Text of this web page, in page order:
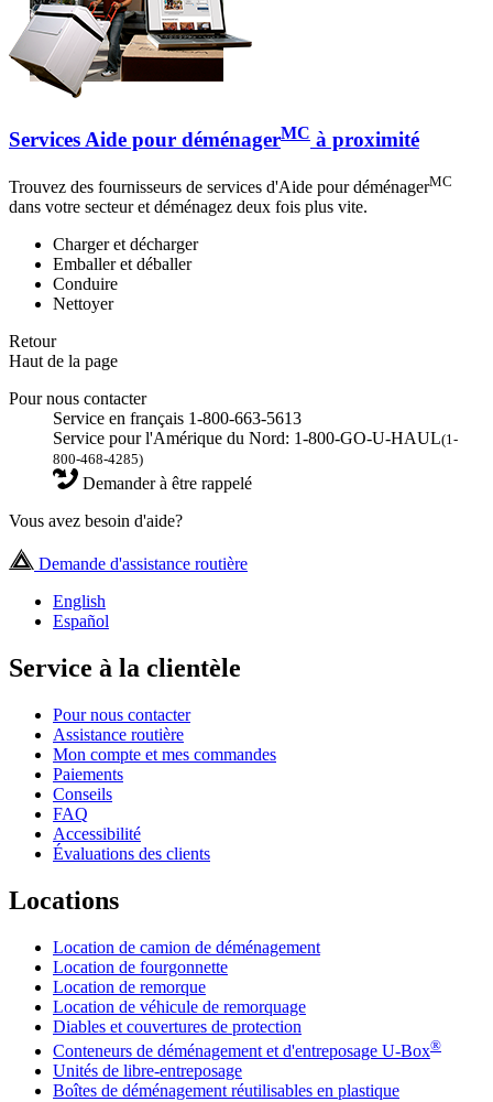
Services Aide pour déménagerMC à proximité
Trouvez des fournisseurs de services d'Aide pour déménagerMC
dans votre secteur et déménagez deux fois plus vite.
Charger et décharger
Emballer et déballer
Conduire
Nettoyer
Retour
Haut de la page
Pour nous contacter
Service en français 1-800-663-5613
Service pour l'Amérique du Nord: 1-800-GO-U-HAUL(1-
800-468-4285)
Demander à être rappelé
Vous avez besoin d'aide?
Demande d'assistance routière
English
Español
Service à la clientèle
Pour nous contacter
Assistance routière
Mon compte et mes commandes
Paiements
Conseils
FAQ
Accessibilité
Évaluations des clients
Locations
Location de camion de déménagement
Location de fourgonnette
Location de remorque
Location de véhicule de remorquage
Diables et couvertures de protection
Conteneurs de déménagement et d'entreposage U-Box®
Unités de libre-entreposage
Boîtes de déménagement réutilisables en plastique